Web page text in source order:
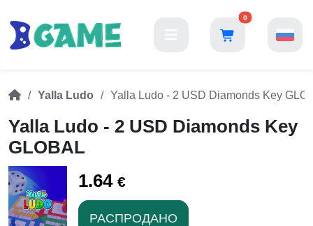
0
Yalla Ludo Yalla Ludo - 2 USD Diamonds Key
Yalla Ludo - 2 USD Diamonds Key
GLOBAL
1.64 €
РАСПРОДАНО